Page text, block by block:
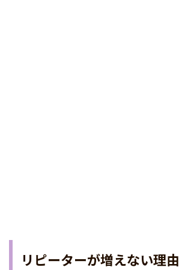
リピーターが増えない理由